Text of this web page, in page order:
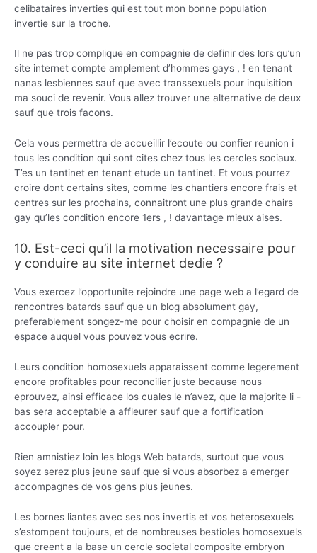
celibataires inverties qui est tout mon bonne population
invertie sur la troche.
Il ne pas trop complique en compagnie de definir des lors qu’un
site internet compte amplement d’hommes gays , ! en tenant
nanas lesbiennes sauf que avec transsexuels pour inquisition
ma souci de revenir. Vous allez trouver une alternative de deux
sauf que trois facons.
Cela vous permettra de accueillir l’ecoute ou confier reunion i
tous les condition qui sont cites chez tous les cercles sociaux.
T’es un tantinet en tenant etude un tantinet. Et vous pourrez
croire dont certains sites, comme les chantiers encore frais et
centres sur les prochains, connaitront une plus grande chairs
gay qu’les condition encore 1ers , ! davantage mieux aises.
10. Est-ceci qu’il la motivation necessaire pour
y conduire au site internet dedie ?
Vous exercez l’opportunite rejoindre une page web a l’egard de
rencontres batards sauf que un blog absolument gay,
preferablement songez-me pour choisir en compagnie de un
espace auquel vous pouvez vous ecrire.
Leurs condition homosexuels apparaissent comme legerement
encore profitables pour reconcilier juste because nous
eprouvez, ainsi efficace los cuales le n’avez, que la majorite li -
bas sera acceptable a affleurer sauf que a fortification
accoupler pour.
Rien amnistiez loin les blogs Web batards, surtout que vous
soyez serez plus jeune sauf que si vous absorbez a emerger
accompagnes de vos gens plus jeunes.
Les bornes liantes avec ses nos invertis et vos heterosexuels
s’estompent toujours, et de nombreuses bestioles homosexuels
que creent a la base un cercle societal composite embryon